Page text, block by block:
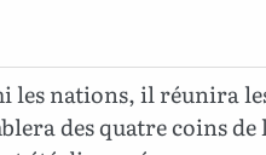
les nations, il réunira
des quatre coins de